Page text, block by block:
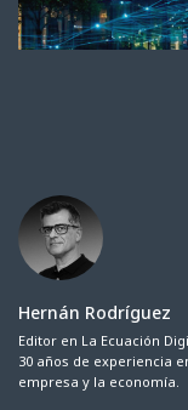
Hernán Rodríguez
Editor en La Ecuación
30 años de experiencia
empresa y la economía.